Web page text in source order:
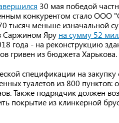
30 мая победой
конкурентом стало ООО
тысяч меньше изначальной
Саржином Яру на сумму 52
года - на реконструкцию
гривен из бюджета Харькова.
спецификации на
туалетов из 800
Также подрядчик должен
покрытие из клинкерной